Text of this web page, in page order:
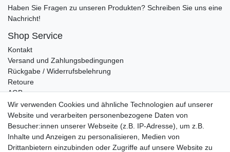
Haben Sie Fragen zu unseren Produkten? Schreiben Sie uns eine
Nachricht!
Shop Service
Kontakt
Versand und Zahlungsbedingungen
Rückgabe / Widerrufsbelehrung
Retoure
AGB
Vertrag widerrufen
Informationen
Datenschutz
Impressum
Wir verwenden Cookies und ähnliche Technologien auf unserer
Website und verarbeiten personenbezogene Daten von
Besucher:innen unserer Webseite (z.B. IP-Adresse), um z.B.
Inhalte und Anzeigen zu personalisieren, Medien von
Drittanbietern einzubinden oder Zugriffe auf unsere Website zu